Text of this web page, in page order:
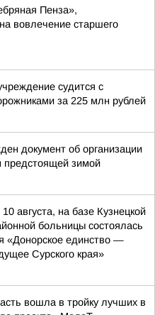
Пенза»,
вовлечение старшего
судится с
за 225 млн рублей
документ об организации
предстоящей зимой
августа, на базе Кузнецкой
больницы состоялась
«Донорское единство —
Сурского края»
вошла в тройку лучших в